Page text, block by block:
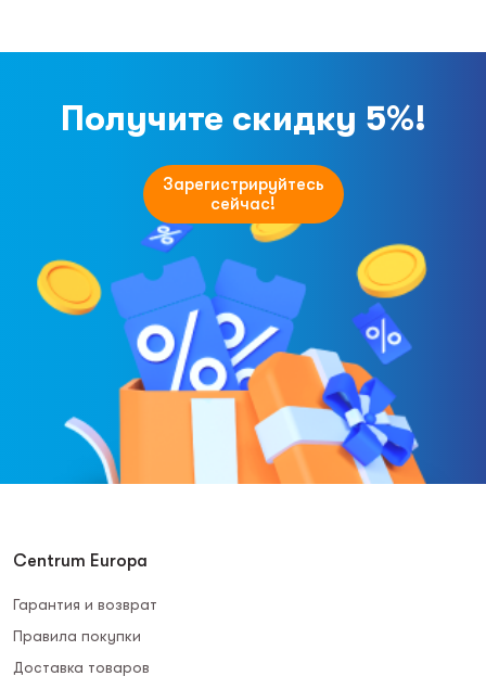
Получите скидку 5%!
Зарегистрируйтесь
сейчас!
Centrum Europa
Гарантия и возврат
Правила покупки
Доставка товаров